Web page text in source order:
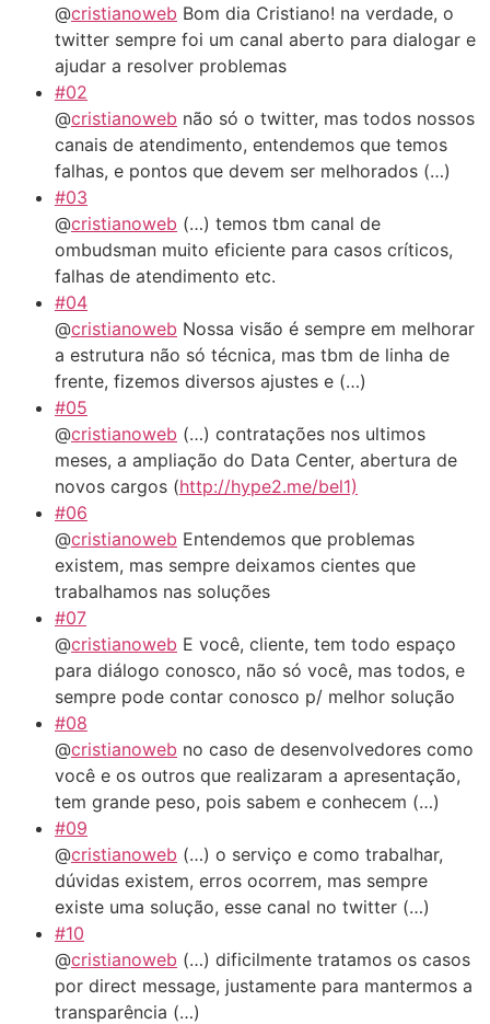
@cristianoweb Bom dia Cristiano! na verdade, o
twitter sempre foi um canal aberto para dialogar e
ajudar a resolver problemas
#02
@cristianoweb não só o twitter, mas todos nossos
canais de atendimento, entendemos que temos
falhas, e pontos que devem ser melhorados (…)
#03
@cristianoweb (…) temos tbm canal de
ombudsman muito eficiente para casos críticos,
falhas de atendimento etc.
#04
@cristianoweb Nossa visão é sempre em melhorar
a estrutura não só técnica, mas tbm de linha de
frente, fizemos diversos ajustes e (…)
#05
@cristianoweb (…) contratações nos ultimos
meses, a ampliação do Data Center, abertura de
novos cargos (http://hype2.me/bel1)
#06
@cristianoweb Entendemos que problemas
existem, mas sempre deixamos cientes que
trabalhamos nas soluções
#07
@cristianoweb E você, cliente, tem todo espaço
para diálogo conosco, não só você, mas todos, e
sempre pode contar conosco p/ melhor solução
#08
@cristianoweb no caso de desenvolvedores como
você e os outros que realizaram a apresentação,
tem grande peso, pois sabem e conhecem (…)
#09
@cristianoweb (…) o serviço e como trabalhar,
dúvidas existem, erros ocorrem, mas sempre
existe uma solução, esse canal no twitter (…)
#10
@cristianoweb (…) dificilmente tratamos os casos
por direct message, justamente para mantermos a
transparência (…)